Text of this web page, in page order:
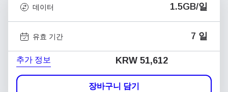
데이터 1.5GB/일
유효 기간 7 일
추가 정보 KRW 51,612
장바구니 담기